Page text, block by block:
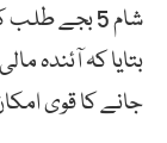
شام 5 بجے
جانے کا قوی